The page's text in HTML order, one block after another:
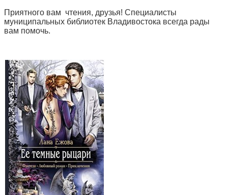
Приятного вам чтения, друзья! Специалисты
муниципальных библиотек Владивостока всегда рады
вам помочь.